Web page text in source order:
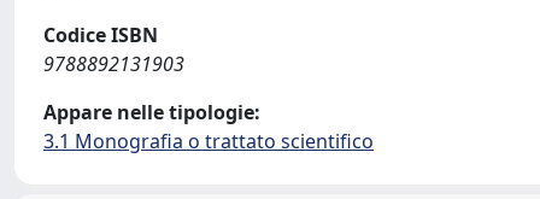
Codice ISBN
9788892131903
Appare nelle tipologie:
3.1 Monografia o trattato scientifico